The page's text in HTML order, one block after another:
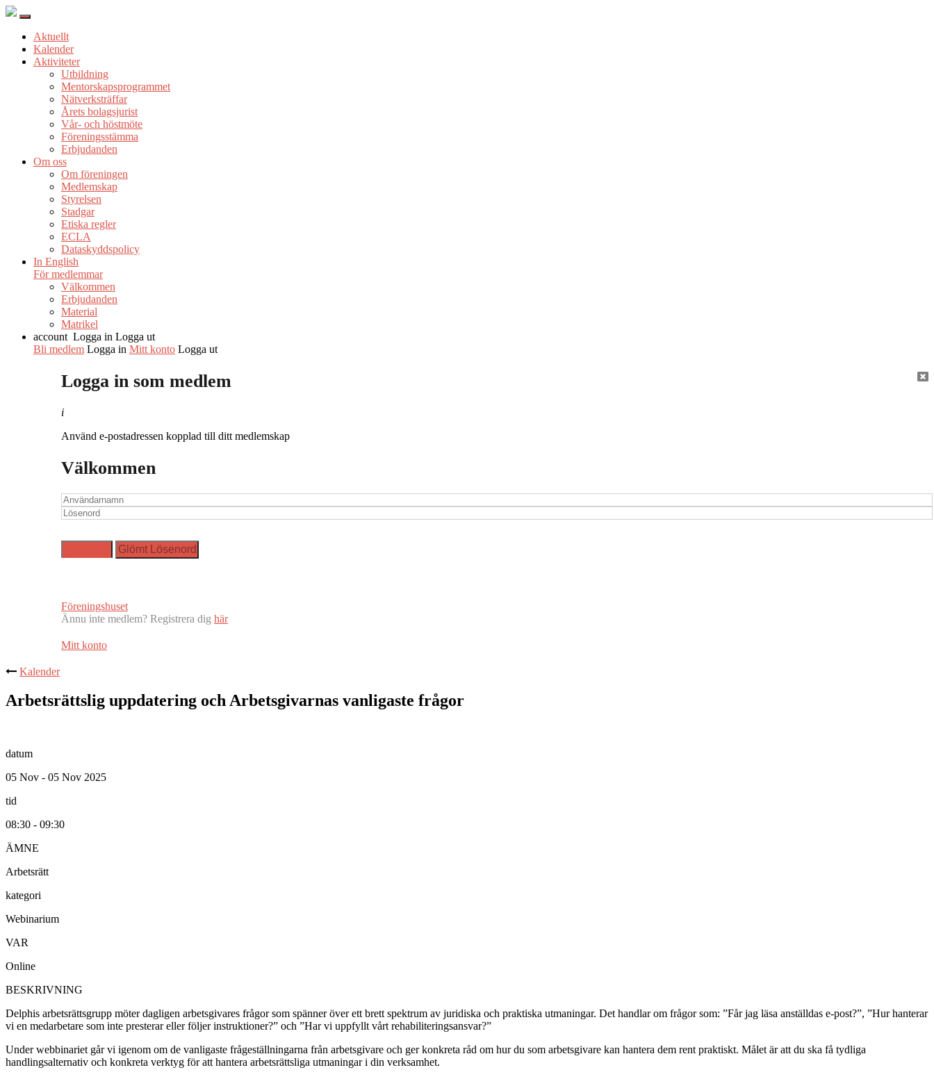
Aktuellt
Kalender
Aktiviteter
Utbildning
Mentorskapsprogrammet
Nätverksträffar
Årets bolagsjurist
Vår- och höstmöte
Föreningsstämma
Erbjudanden
Om oss
Om föreningen
Medlemskap
Styrelsen
Stadgar
Etiska regler
ECLA
Dataskyddspolicy
In English
För medlemmar
Välkommen
Erbjudanden
Material
Matrikel
account Logga in Logga ut
Bli medlem Logga in Mitt konto Logga ut
Logga in som medlem
i
Använd e-postadressen kopplad till ditt medlemskap
Välkommen
Föreningshuset
Ännu inte medlem? Registrera dig här
Mitt konto
Kalender
Arbetsrättslig uppdatering och Arbetsgivarnas vanligaste frågor
datum
05 Nov - 05 Nov 2025
tid
08:30 - 09:30
ÄMNE
Arbetsrätt
kategori
Webinarium
VAR
Online
BESKRIVNING
Delphis arbetsrättsgrupp möter dagligen arbetsgivares frågor som spänner över ett brett spektrum av juridiska och praktiska utmaningar. Det handlar om frågor som: ”Får jag läsa anställdas e-post?”, ”Hur hanterar
vi en medarbetare som inte presterar eller följer instruktioner?” och ”Har vi uppfyllt vårt rehabiliteringsansvar?”
Under webbinariet går vi igenom om de vanligaste frågeställningarna från arbetsgivare och ger konkreta råd om hur du som arbetsgivare kan hantera dem rent praktiskt. Målet är att du ska få tydliga
handlingsalternativ och konkreta verktyg för att hantera arbetsrättsliga utmaningar i din verksamhet.